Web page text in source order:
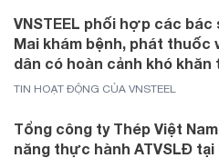
VNSTEEL phối hợp các bác
Mai khám bệnh, phát thuốc
dân có hoàn cảnh khó khăn
TIN HOẠT ĐỘNG CỦA VNSTEEL
Tổng công ty Thép Việt
năng thực hành ATVSLĐ tại